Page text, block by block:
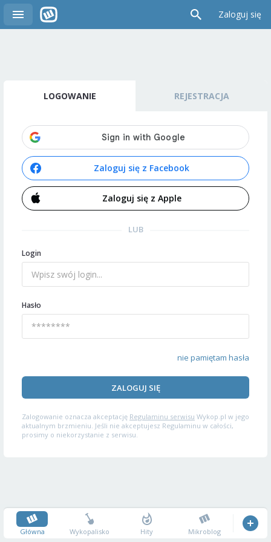
Zaloguj się
LOGOWANIE REJESTRACJA
Zaloguj się z Facebook
Zaloguj się z Apple
LUB
Login
Hasło
nie pamiętam hasła
ZALOGUJ SIĘ
Zalogowanie oznacza akceptację Regulaminu serwisu Wykop.pl w jego
aktualnym brzmieniu. Jeśli nie akceptujesz Regulaminu w całości,
prosimy o niekorzystanie z serwisu.
Główna Wykopalisko Hity Mikroblog